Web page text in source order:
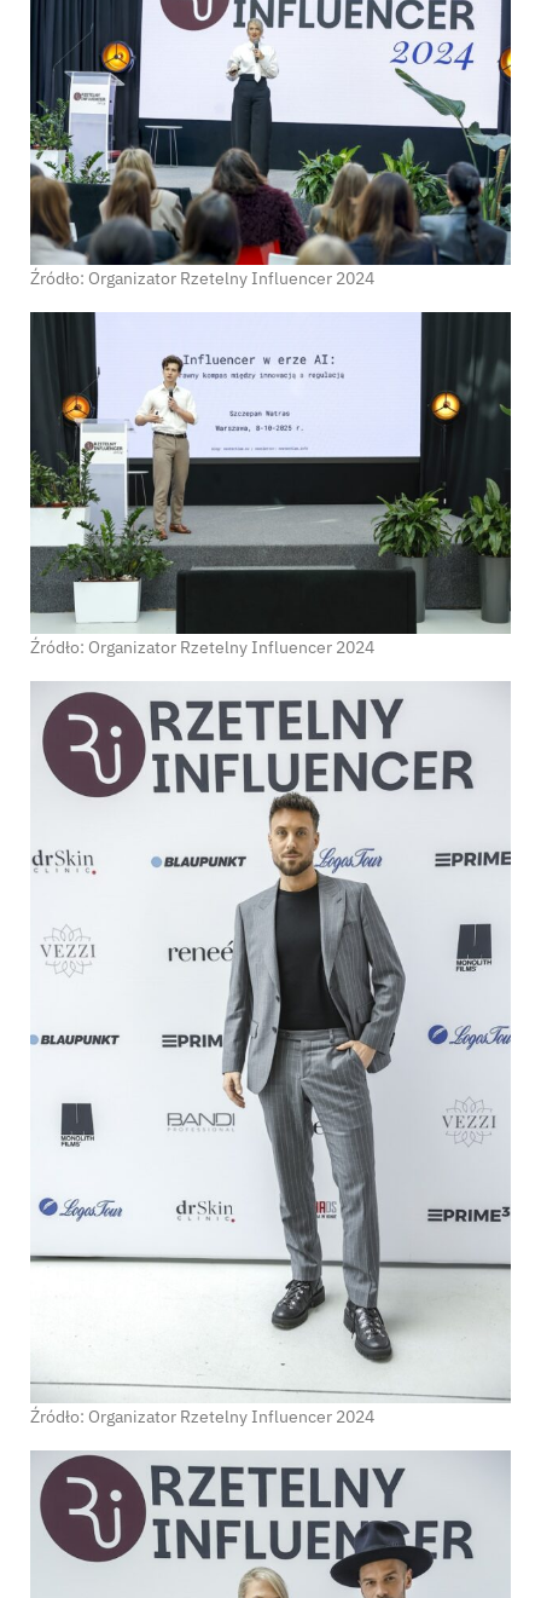
Źródło: Organizator Rzetelny Influencer 2024
Źródło: Organizator Rzetelny Influencer 2024
Źródło: Organizator Rzetelny Influencer 2024